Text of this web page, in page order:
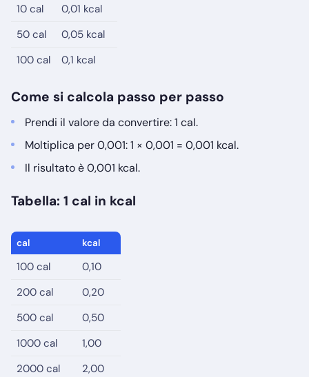
10 cal
0,01 kcal
50 cal
0,05 kcal
100 cal
0,1 kcal
Come si calcola passo per passo
Prendi il valore da convertire: 1 cal.
Moltiplica per 0,001: 1 × 0,001 = 0,001 kcal.
Il risultato è 0,001 kcal.
Tabella: 1 cal in kcal
cal kcal
100 cal
0,10
200 cal
0,20
500 cal
0,50
1000 cal
1,00
2000 cal
2,00